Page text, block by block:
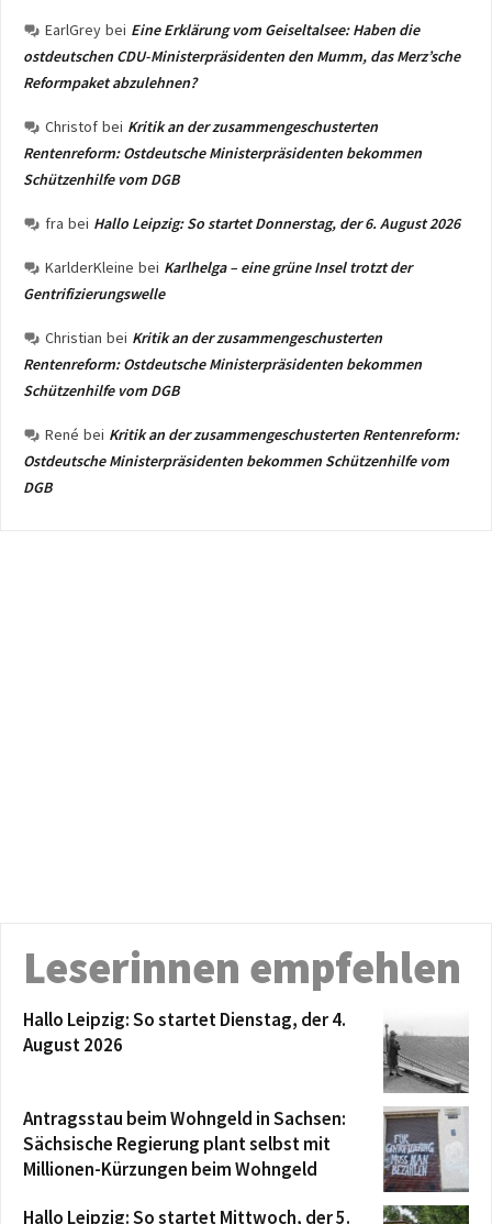
EarlGrey bei Eine Erklärung vom Geiseltalsee: Haben die
ostdeutschen CDU-Ministerpräsidenten den Mumm, das Merz’sche
Reformpaket abzulehnen?
Christof bei Kritik an der zusammengeschusterten
Rentenreform: Ostdeutsche Ministerpräsidenten bekommen
Schützenhilfe vom DGB
fra bei Hallo Leipzig: So startet Donnerstag, der 6. August 2026
KarlderKleine bei Karlhelga – eine grüne Insel trotzt der
Gentrifizierungswelle
Christian bei Kritik an der zusammengeschusterten
Rentenreform: Ostdeutsche Ministerpräsidenten bekommen
Schützenhilfe vom DGB
René bei Kritik an der zusammengeschusterten Rentenreform:
Ostdeutsche Ministerpräsidenten bekommen Schützenhilfe vom
DGB
Leserinnen empfehlen
Hallo Leipzig: So startet Dienstag, der 4.
August 2026
Antragsstau beim Wohngeld in Sachsen:
Sächsische Regierung plant selbst mit
Millionen-Kürzungen beim Wohngeld
Hallo Leipzig: So startet Mittwoch, der 5.